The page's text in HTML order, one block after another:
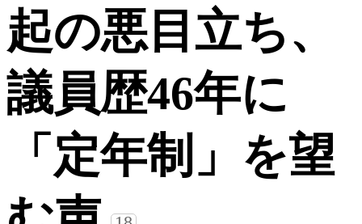
起の悪目立ち、
議員歴46年に
「定年制」を望